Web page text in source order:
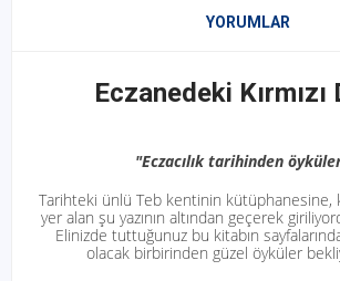
YORUMLAR
Eczanedeki Kırmızı
"Eczacılık tarihinden
Tarihteki ünlü Teb kentinin kütüphanesine,
yer alan şu yazının altından geçerek
Elinizde tuttuğunuz bu kitabın
olacak birbirinden güzel öyküler